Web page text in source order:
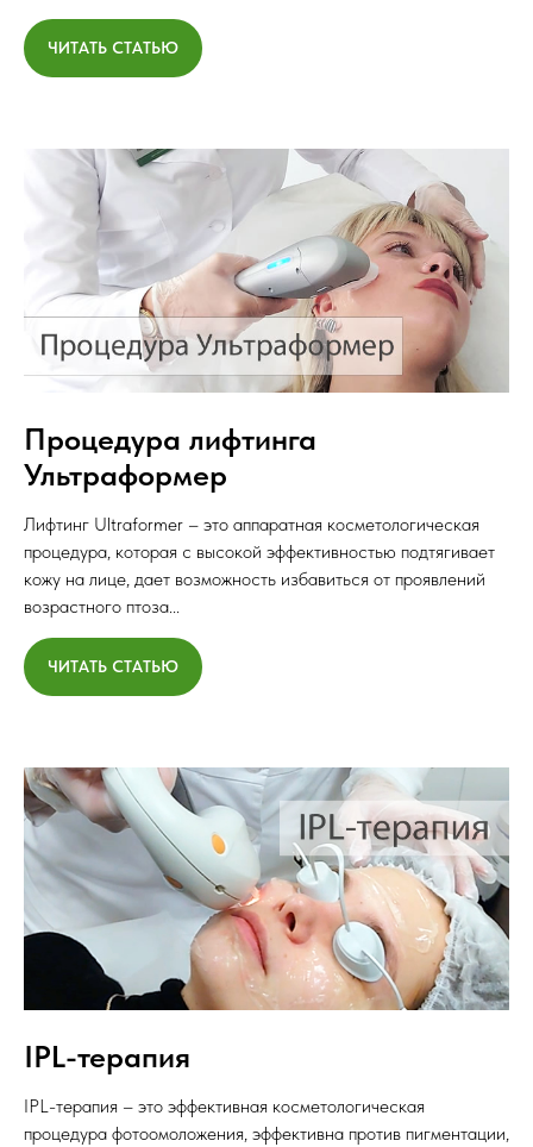
ЧИТАТЬ СТАТЬЮ
Процедура лифтинга
Ультраформер
Лифтинг Ultraformer – это аппаратная косметологическая
процедура, которая с высокой эффективностью подтягивает
кожу на лице, дает возможность избавиться от проявлений
возрастного птоза...
ЧИТАТЬ СТАТЬЮ
IPL-терапия
IPL-терапия – это эффективная косметологическая
процедура фотоомоложения, эффективна против пигментации,